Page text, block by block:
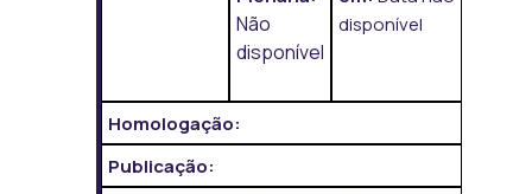
Não
disponível
disponível
Homologação:
Publicação: